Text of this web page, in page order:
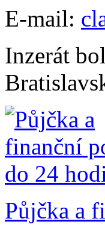
E-mail:
Inzerát
Půjčka a